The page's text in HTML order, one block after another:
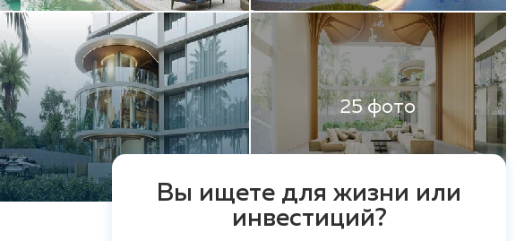
25 фото
Вы ищете для жизни или
инвестиций?